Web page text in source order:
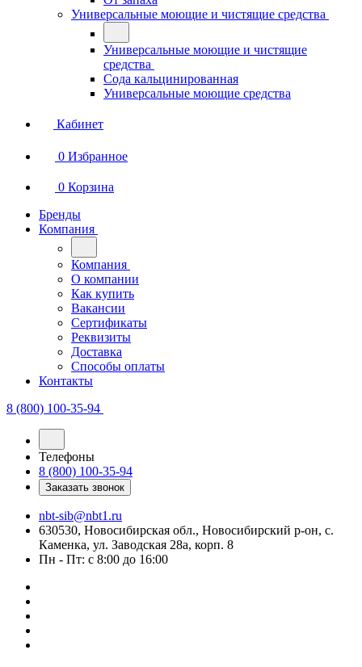
Универсальные моющие и чистящие средства
Универсальные моющие и чистящие
средства
Сода кальцинированная
Универсальные моющие средства
Кабинет
0 Избранное
0 Корзина
Бренды
Компания
Компания
О компании
Как купить
Вакансии
Сертификаты
Реквизиты
Доставка
Способы оплаты
Контакты
8 (800) 100-35-94
Телефоны
8 (800) 100-35-94
Заказать звонок
nbt-sib@nbt1.ru
630530, Новосибирская обл., Новосибирский р-он, с.
Каменка, ул. Заводская 28а, корп. 8
Пн - Пт: с 8:00 до 16:00